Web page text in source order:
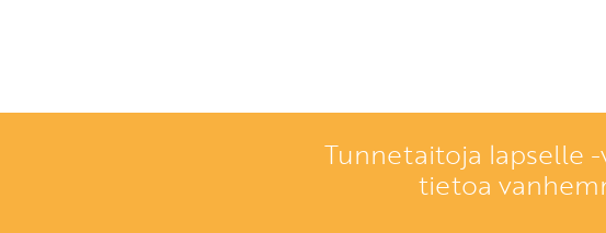
Tunnetaitoja lapselle
tietoa